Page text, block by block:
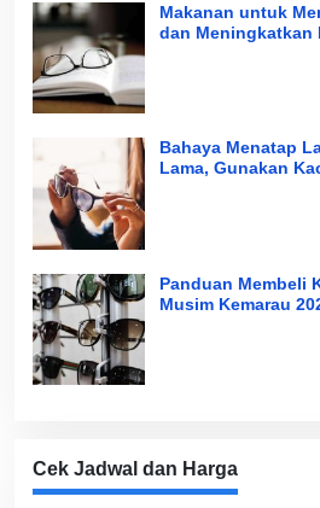
Makanan untuk
dan Meningkatkan
Bahaya Menatap
Lama, Gunakan
Panduan Membeli
Musim Kemarau
Cek Jadwal dan Harga